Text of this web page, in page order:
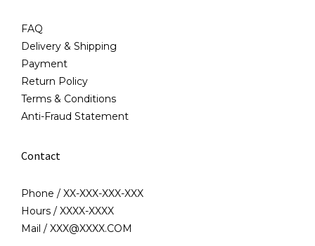
FAQ
Delivery & Shipping
Payment
Return Policy
Terms & Conditions
Anti-Fraud Statement
Contact
Phone / XX-XXX-XXX-XXX
Hours / XXXX-XXXX
Mail / XXX@XXXX.COM